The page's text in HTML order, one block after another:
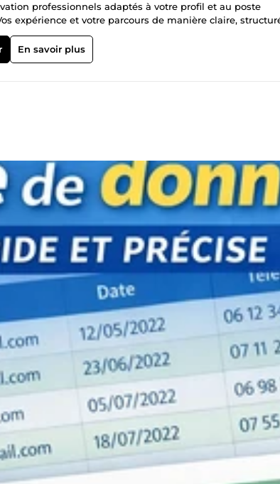
professionnels adaptés à votre profil et au poste
expérience et votre parcours de manière claire,
soigné Je travaille avec sérieux, précision et
et un
En savoir plus